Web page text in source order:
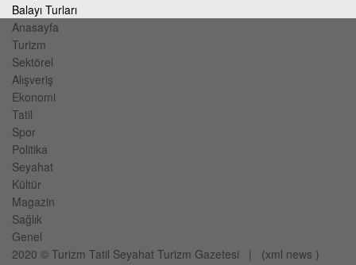
Balayı Turları
Anasayfa
Turizm
Sektörel
Alışveriş
Ekonomi
Tatil
Spor
Politika
Seyahat
Kültür
Magazin
Sağlık
Genel
2020 © Turizm Tatil Seyahat Turizm Gazetesi | (xml news )